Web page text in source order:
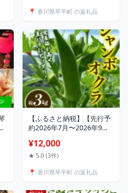
宿泊 ホテル 旅館 観光 旅行
F5J-391
📍 香川県琴平町 の返礼品
【ふるさと納税】【先行予
約2026年7月〜2026年9月
夏野菜 オクラ 名産品 ご当
地 野菜 グルメ 食品 おひた
921
¥12,000
★ 5.0 (3件)
📍 香川県琴平町 の返礼品